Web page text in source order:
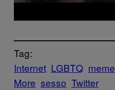
Tag:
Internet LGBTQ meme
More sesso Twitter